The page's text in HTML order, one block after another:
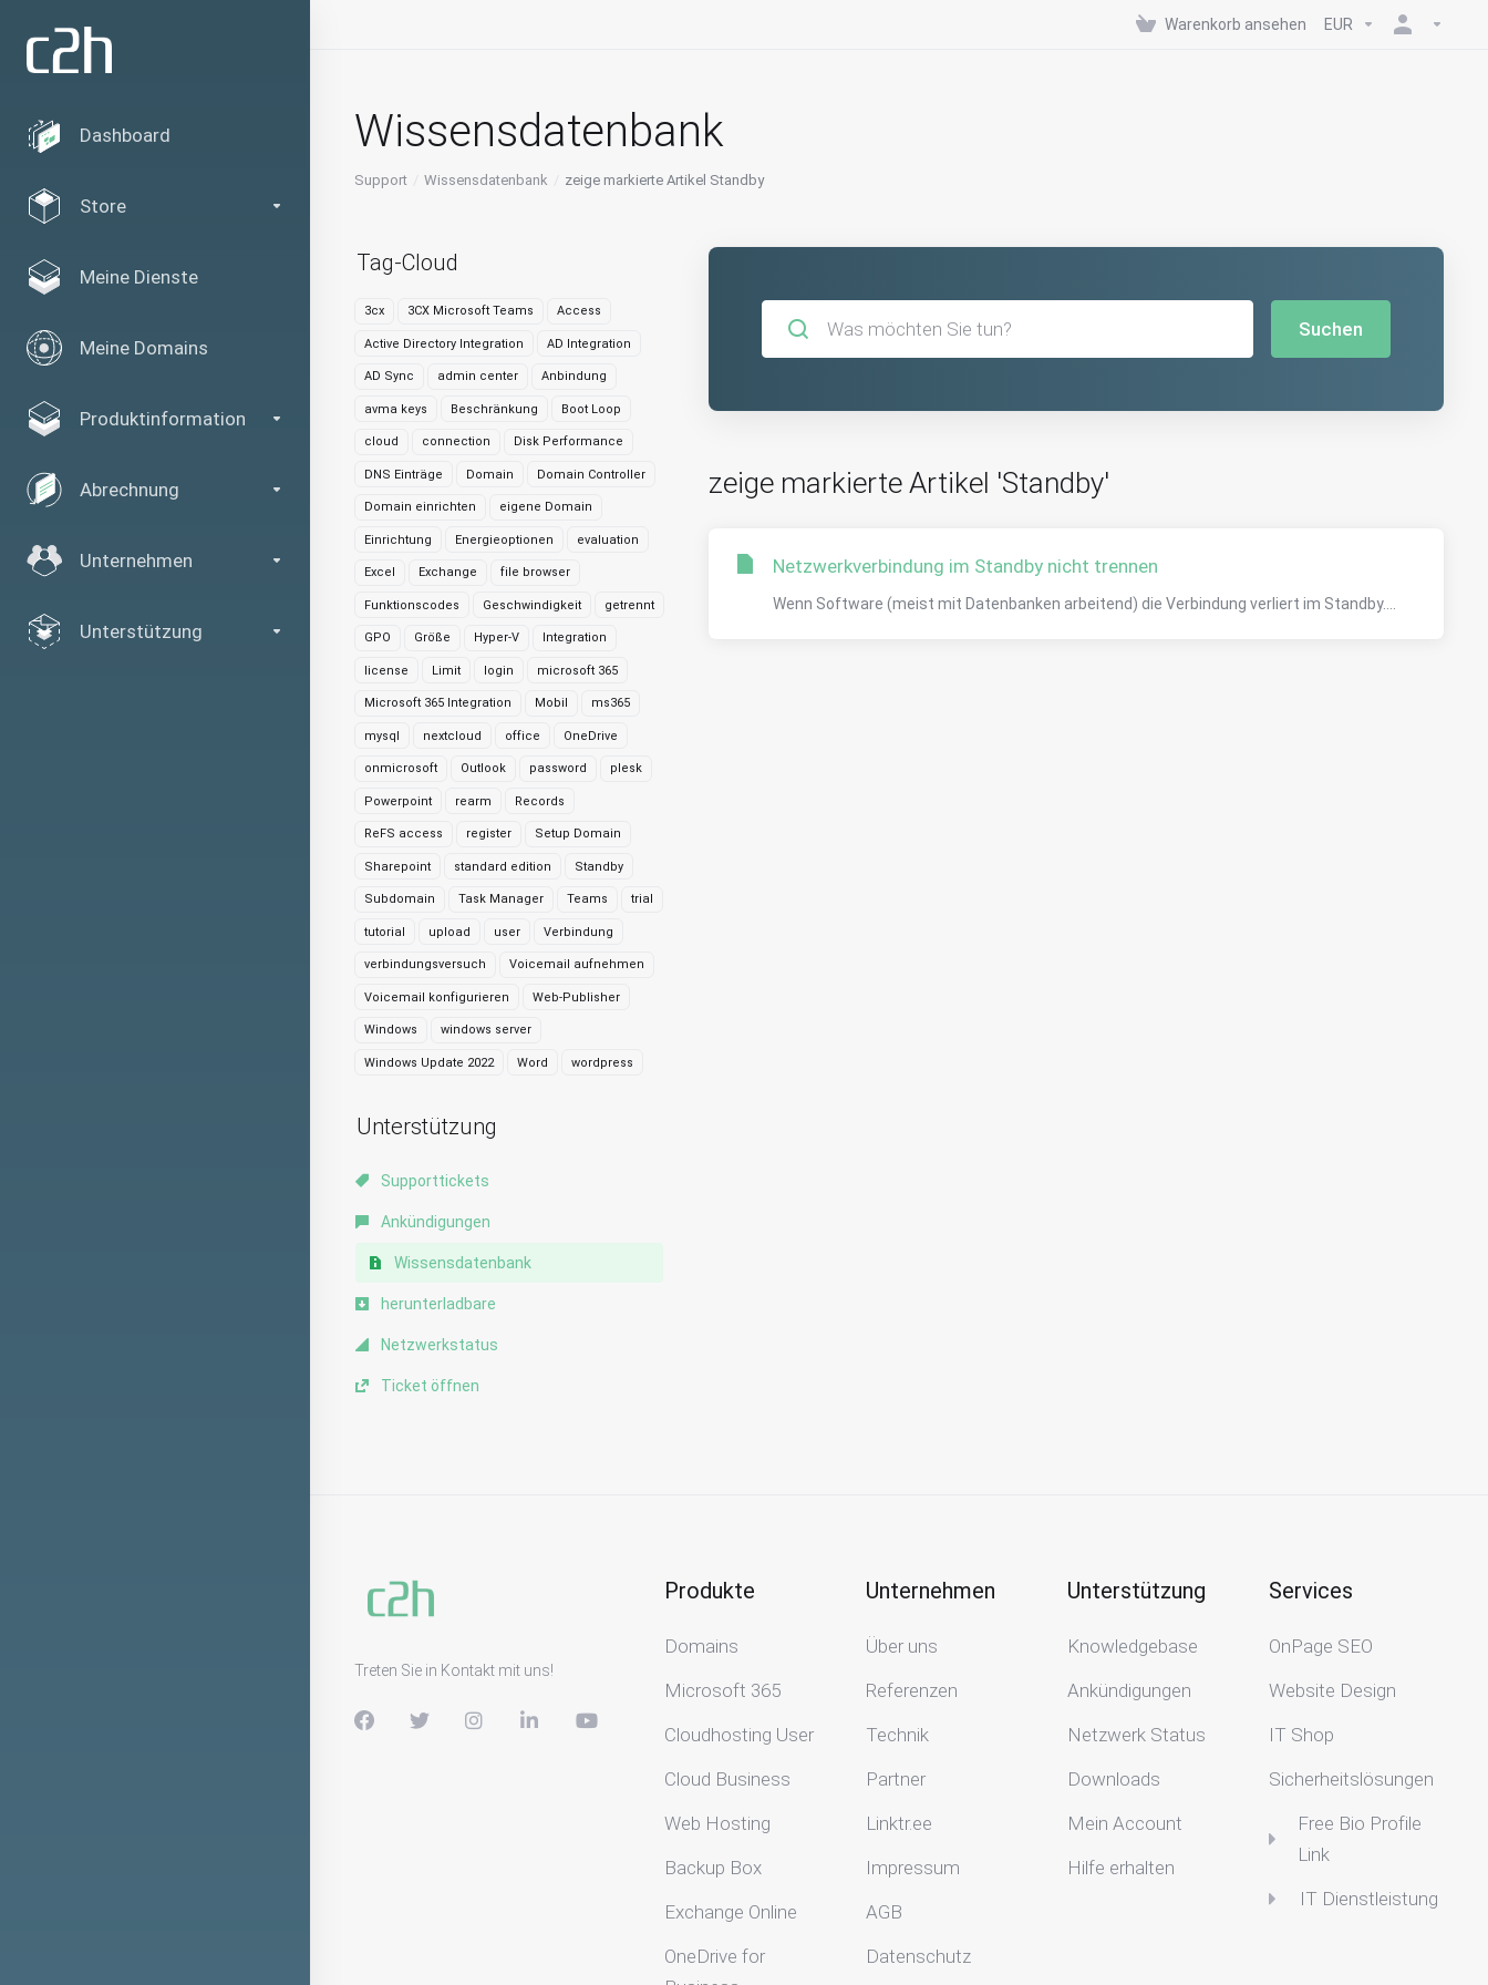
Dashboard
Store
Meine Dienste
Meine Domains
Produktinformation
Abrechnung
Unternehmen
Unterstützung
Warenkorb ansehen EUR
Wissensdatenbank
Support Wissensdatenbank zeige markierte Artikel Standby
Tag-Cloud
3cx 3CX Microsoft Teams Access
Active Directory Integration AD Integration
AD Sync admin center Anbindung
avma keys Beschränkung Boot Loop
cloud connection Disk Performance
DNS Einträge Domain Domain Controller
Domain einrichten eigene Domain
Einrichtung Energieoptionen evaluation
Excel Exchange file browser
Funktionscodes Geschwindigkeit getrennt
GPO Größe Hyper-V Integration
license Limit login microsoft 365
Microsoft 365 Integration Mobil ms365
mysql nextcloud office OneDrive
onmicrosoft Outlook password plesk
Powerpoint rearm Records
ReFS access register Setup Domain
Sharepoint standard edition Standby
Subdomain Task Manager Teams trial
tutorial upload user Verbindung
verbindungsversuch Voicemail aufnehmen
Voicemail konfigurieren Web-Publisher
Windows windows server
Windows Update 2022 Word wordpress
Unterstützung
Supporttickets
Ankündigungen
Wissensdatenbank
herunterladbare
Netzwerkstatus
Ticket öffnen
Suchen
zeige markierte Artikel 'Standby'
Netzwerkverbindung im Standby nicht trennen
Wenn Software (meist mit Datenbanken arbeitend) die Verbindung verliert im Standby....
Treten Sie in Kontakt mit uns!
Produkte
Domains
Microsoft 365
Cloudhosting User
Cloud Business
Web Hosting
Backup Box
Exchange Online
OneDrive for
Unternehmen
Über uns
Referenzen
Technik
Partner
Linktr.ee
Impressum
AGB
Datenschutz
Unterstützung
Knowledgebase
Ankündigungen
Netzwerk Status
Downloads
Mein Account
Hilfe erhalten
Services
OnPage SEO
Website Design
IT Shop
Sicherheitslösungen
Free Bio Profile
Link
IT Dienstleistung